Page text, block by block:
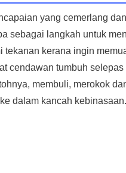
yang cemerlang
sebagai langkah untuk
tekanan kerana ingin
cendawan tumbuh
membuli, merokok
dalam kancah